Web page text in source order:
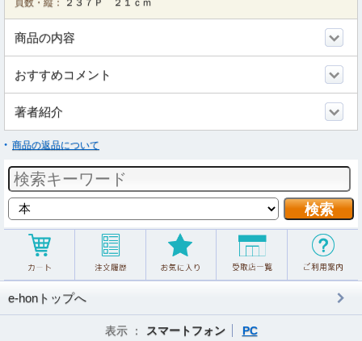
頁数・縦：
２３７Ｐ ２１ｃｍ
商品の内容
おすすめコメント
著者紹介
商品の返品について
e-honトップへ
表示 ： スマートフォン PC